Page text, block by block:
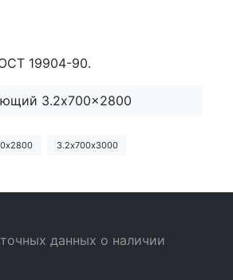
19904-90.
3.2x700x2800
3.2х700х3000
данных о наличии